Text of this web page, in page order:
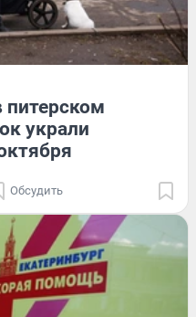
украли
Обсудить